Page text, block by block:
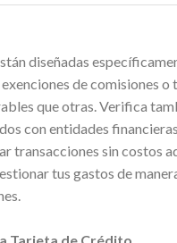
diseñadas
de comisiones o
que otras. Verifica
con entidades
transacciones sin costos
tus gastos de